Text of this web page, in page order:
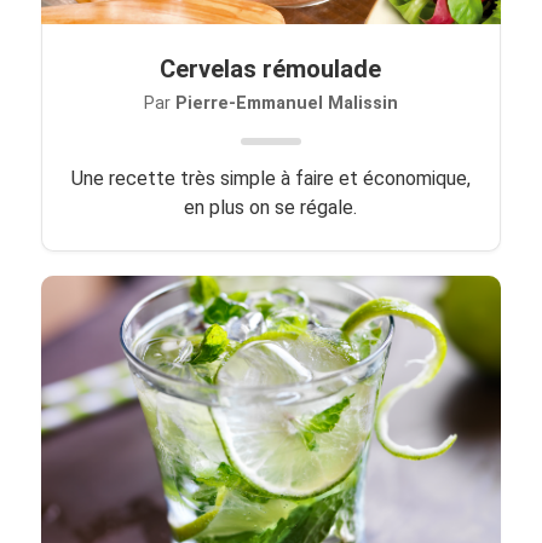
Cervelas rémoulade
Par Pierre-Emmanuel Malissin
Une recette très simple à faire et économique,
en plus on se régale.